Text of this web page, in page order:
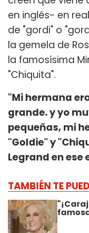
en inglés- en
de "gordi" o
la gemela de
la famosísima
"Chiquita".
"Mi hermana
grande. y yo
pequeñas, mi
"Goldie" y
Legrand en ese
TAMBIÉN TE